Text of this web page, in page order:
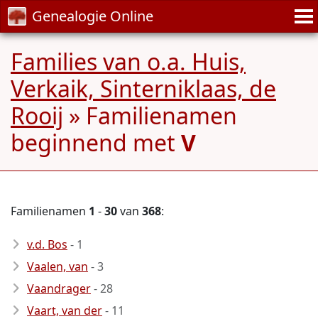
Genealogie Online
Families van o.a. Huis,
Verkaik, Sinterniklaas, de
Rooij » Familienamen
beginnend met V
Familienamen 1 -30van 368:
v.d. Bos - 1
Vaalen, van - 3
Vaandrager- 28
Vaart, van der- 11